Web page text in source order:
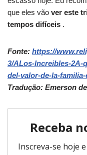
que eles vão ver este
tempos difíceis .
Fonte: https://
3/ALos-Increibles-2A-
del-valor-de-la-
Tradução: Emerson